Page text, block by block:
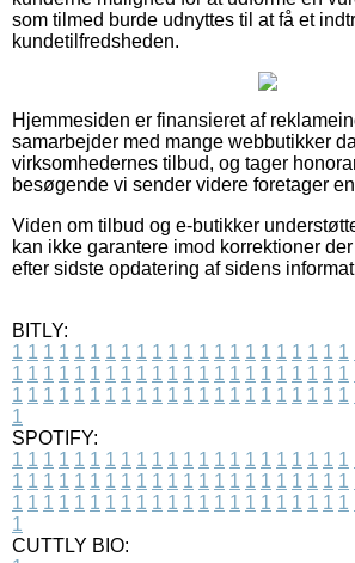
som tilmed burde udnyttes til at få et
kundetilfredsheden.
Hjemmesiden er finansieret af
samarbejder med mange webbutikker
virksomhedernes tilbud, og tager
besøgende vi sender videre foretager
Viden om tilbud og e-butikker
kan ikke garantere imod korrektioner
efter sidste opdatering af sidens
BITLY:
1 1 1 1 1 1 1 1 1 1 1 1 1 1 1 1 1 1 1 1 1 1
1 1 1 1 1 1 1 1 1 1 1 1 1 1 1 1 1 1 1 1 1 1
1 1 1 1 1 1 1 1 1 1 1 1 1 1 1 1 1 1 1 1 1 1
1
SPOTIFY:
1 1 1 1 1 1 1 1 1 1 1 1 1 1 1 1 1 1 1 1 1 1
1 1 1 1 1 1 1 1 1 1 1 1 1 1 1 1 1 1 1 1 1 1
1 1 1 1 1 1 1 1 1 1 1 1 1 1 1 1 1 1 1 1 1 1
1
CUTTLY BIO: